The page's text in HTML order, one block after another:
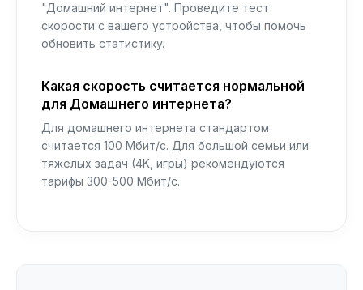
"Домашний интернет". Проведите тест
скорости с вашего устройства, чтобы помочь
обновить статистику.
Какая скорость считается нормальной
для Домашнего интернета?
Для домашнего интернета стандартом
считается 100 Мбит/с. Для большой семьи или
тяжелых задач (4K, игры) рекомендуются
тарифы 300-500 Мбит/с.